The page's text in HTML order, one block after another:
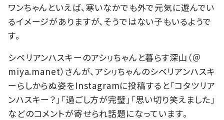
ワンちゃんといえば、寒いなかでも外で元気に遊んでい
るイメージがありますが、そうではない子もいるようで
す。
シベリアンハスキーのアシㇼちゃんと暮らす深山（＠
miya.manet）さんが、アシㇼちゃんのシベリアンハスキ
ーらしからぬ姿をInstagramに投稿すると「コタツリア
ンハスキー？」「過ごし方が完璧」「思い切り笑えました」
などのコメントが寄せられ話題になっています。